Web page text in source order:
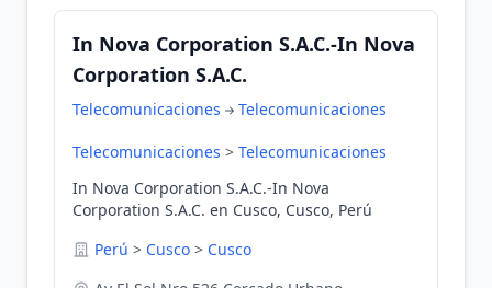
In Nova Corporation S.A.C.-In Nova
Corporation S.A.C.
Telecomunicaciones Telecomunicaciones
Telecomunicaciones > Telecomunicaciones
In Nova Corporation S.A.C.-In Nova
Corporation S.A.C. en Cusco, Cusco, Perú
Perú > Cusco > Cusco